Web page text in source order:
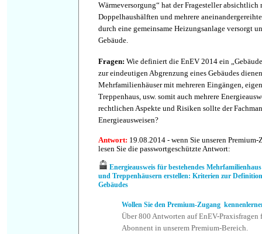
Wärmeversorgung“ hat der Fragesteller absichtlich
Doppelhaushälften und mehrere
durch eine gemeinsame Heizungsanlage versorgt
Gebäude.
Fragen: Wie definiert die EnEV 2014 ein
zur eindeutigen Abgrenzung eines Gebäudes
Mehrfamilienhäuser mit mehreren Eingängen,
Treppenhaus, usw. somit auch mehrere
rechtlichen Aspekte und Risiken sollte der
Energieausweisen?
Antwort: 19.08.2014 - wenn Sie unseren
lesen Sie die passwortgeschützte Antwort:
Energieausweis für bestehendes
und Treppenhäusern erstellen: Kriterien zur
Gebäudes
Wollen Sie den Premium-Zugang
Über 800 Antworten auf EnEV-Praxisfragen
Abonnent in unserem Premium-Bereich.